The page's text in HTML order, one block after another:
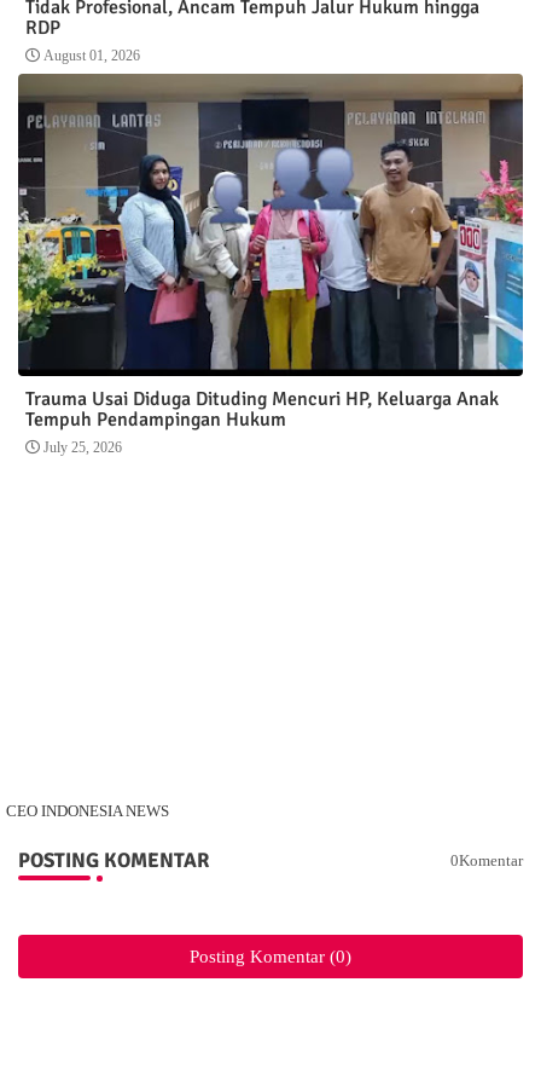
Tidak Profesional, Ancam Tempuh Jalur Hukum hingga
RDP
August 01, 2026
Trauma Usai Diduga Dituding Mencuri HP, Keluarga Anak
Tempuh Pendampingan Hukum
July 25, 2026
CEO INDONESIA NEWS
POSTING KOMENTAR 0Komentar
Posting Komentar (0)